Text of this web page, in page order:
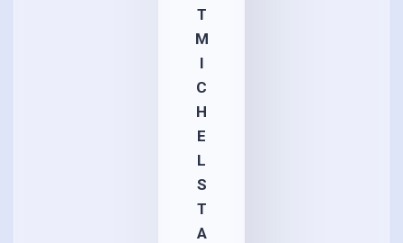
T
M
I
C
H
E
L
S
T
A